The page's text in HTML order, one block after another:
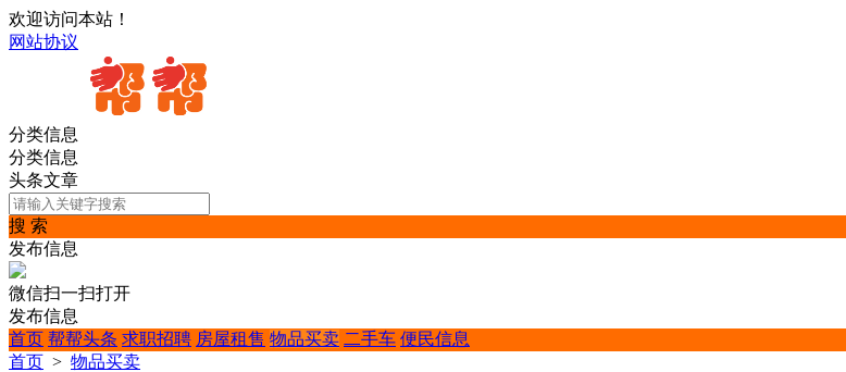
欢迎访问本站！
网站协议
分类信息
分类信息
头条文章
搜 索
发布信息
微信扫一扫打开
发布信息
首页 帮帮头条 求职招聘 房屋租售 物品买卖 二手车 便民信息
首页 > 物品买卖